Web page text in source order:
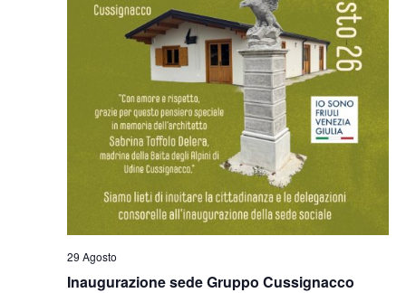
Inaugurazione sede Gruppo Cussignacco
29 Agosto